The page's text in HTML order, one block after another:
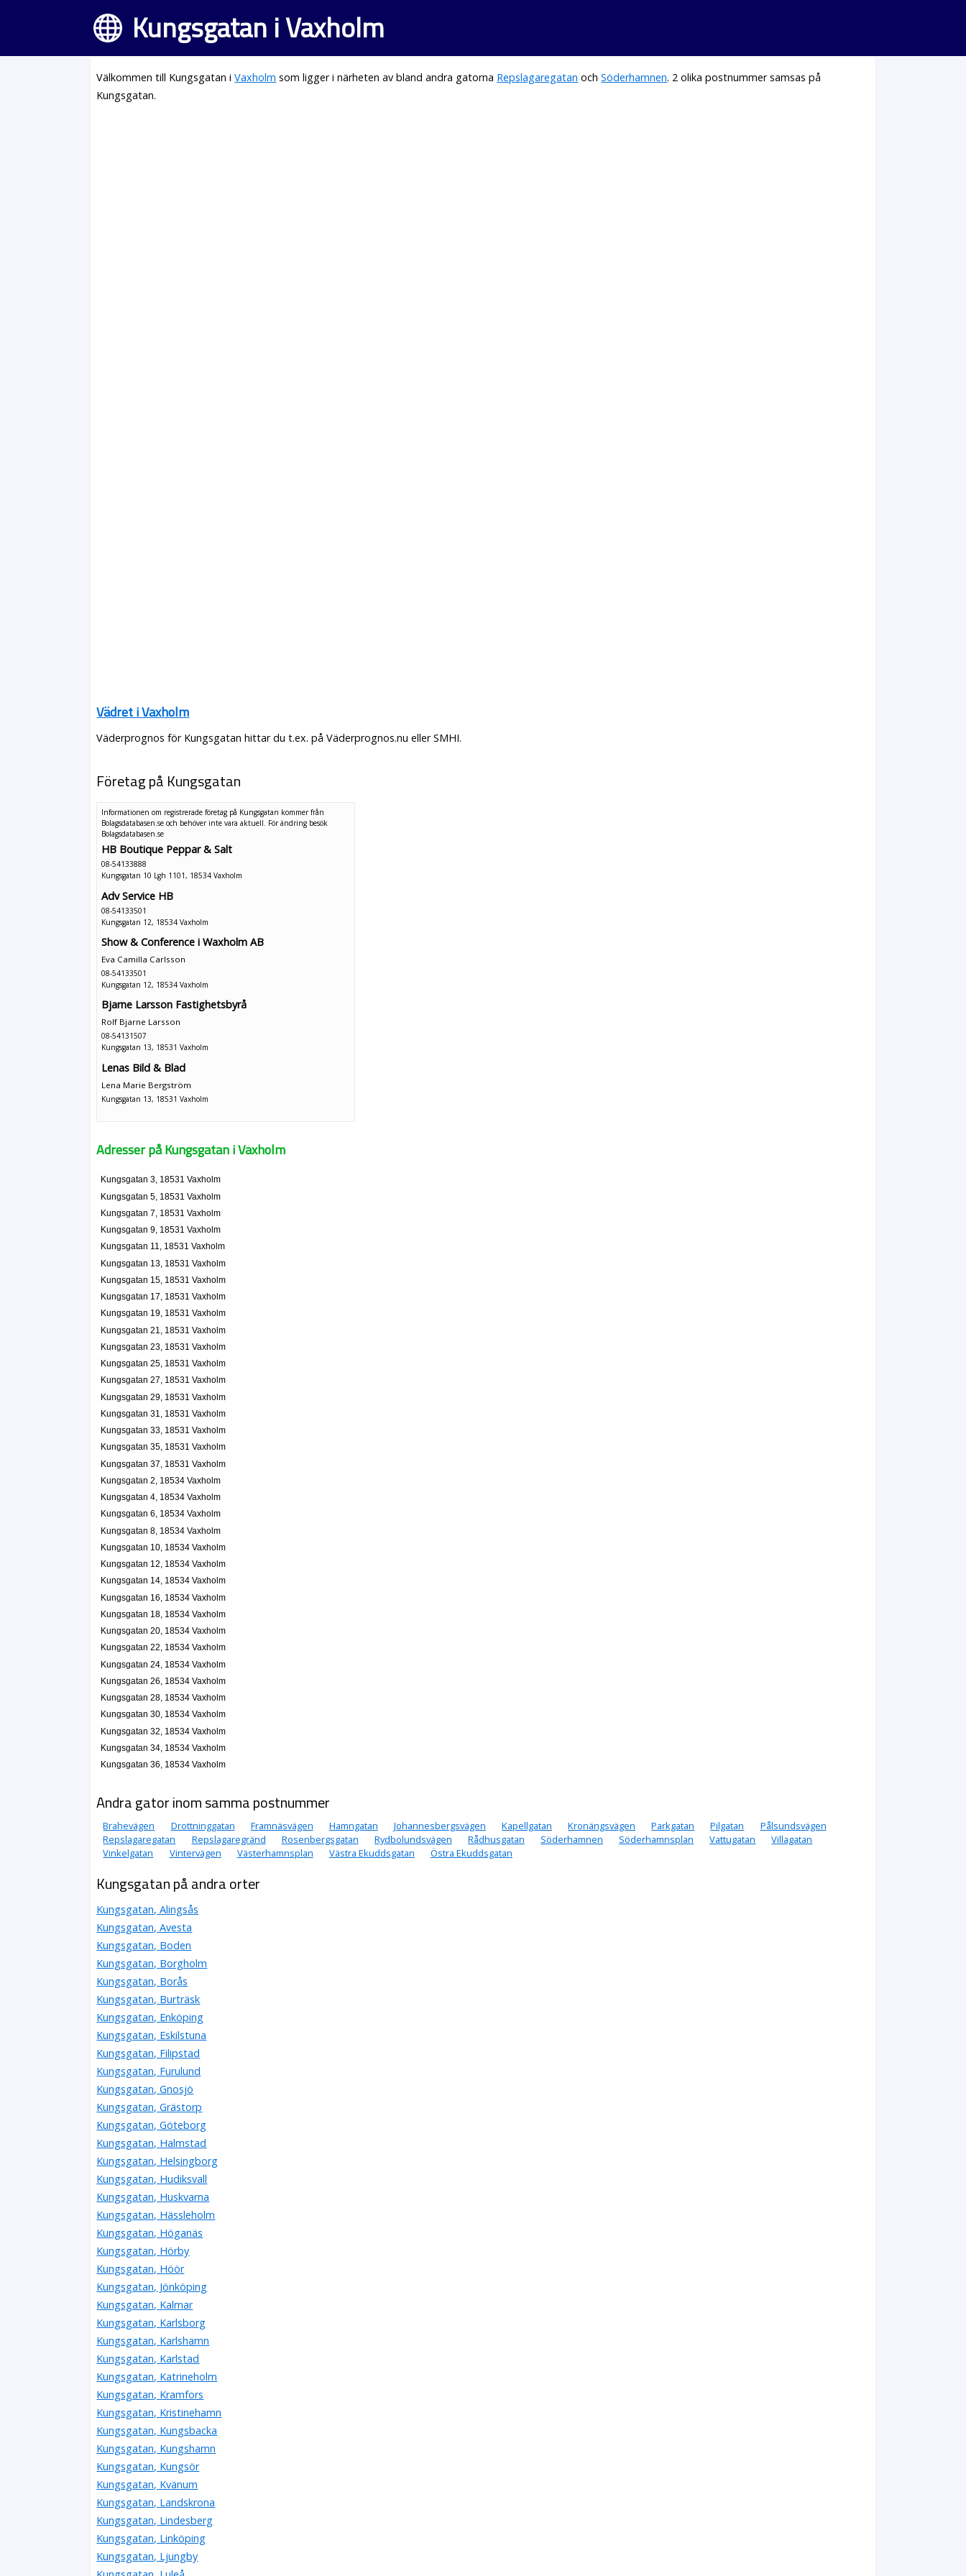
Kungsgatan i Vaxholm
Välkommen till Kungsgatan iVaxholm som ligger i närheten av bland andra gatorna Repslagaregatan ochSöderhamnen. 2 olika postnummer samsas på
Kungsgatan.
Vädret i Vaxholm
Väderprognos för Kungsgatan hittar du t.ex. på Väderprognos.nu eller SMHI.
Företag på Kungsgatan
Informationen om registrerade företag på Kungsgatan kommer från
Bolagsdatabasen.se och behöver inte vara aktuell. För ändring besök
Bolagsdatabasen.se
HB Boutique Peppar & Salt
08-54133888
Kungsgatan 10 Lgh 1101, 18534 Vaxholm
Adv Service HB
08-54133501
Kungsgatan 12, 18534 Vaxholm
Show & Conference i Waxholm AB
Eva Camilla Carlsson
08-54133501
Kungsgatan 12, 18534 Vaxholm
Bjarne Larsson Fastighetsbyrå
Rolf Bjarne Larsson
08-54131507
Kungsgatan 13, 18531 Vaxholm
Lenas Bild & Blad
Lena Marie Bergström
Kungsgatan 13, 18531 Vaxholm
Rita Hillevi Wenman
Företagsassistans Kristina Sjöberg
Kristina Maria Sjöberg
08-54130218
Kungsgatan 13 3 Tr, 18531 Vaxholm
08-6211122
Kungsgatan 14, 18534 Vaxholm
Tailwind Organisationsutveckling AB
Thomas Carl Hammar
070-4338499
Kungsgatan 18 A, 18534 Vaxholm
Peter Bruce Bergsprängning
Peter Bruce
Kungsgatan 18 B Lgh 1102, 18534 Vaxholm
Bring Industries HB
Hans Richard Götbring
08-54130400
Kungsgatan 23, 18531 Vaxholm
BZ A-Service Vaxholm
Kungsgatan 31, 18531 Vaxholm
Learning Everything Sweden AB
Pär Magnus Göran Klasson
Kungsgatan 32 B, 18534 Vaxholm
Ergoplan AB
Ingrid Agneta Willars
Kungsgatan 33, 18531 Vaxholm
Föräldrakooperativet N. Puh ek. för.
Bengt Jonas Andersson
08-54130333
Kungsgatan 8 A, 18534 Vaxholm
Massage Mot Våld
Annika Kjellberg Friskvårdskonsult
Annika Maria Kjellberg
08-6615207
Kungsgatan 8 A Lgh 1003, 18534 Vaxholm
Adresser på Kungsgatan i Vaxholm
Kungsgatan 3, 18531 Vaxholm
Kungsgatan 5, 18531 Vaxholm
Kungsgatan 7, 18531 Vaxholm
Kungsgatan 9, 18531 Vaxholm
Kungsgatan 11, 18531 Vaxholm
Kungsgatan 13, 18531 Vaxholm
Kungsgatan 15, 18531 Vaxholm
Kungsgatan 17, 18531 Vaxholm
Kungsgatan 19, 18531 Vaxholm
Kungsgatan 21, 18531 Vaxholm
Kungsgatan 23, 18531 Vaxholm
Kungsgatan 25, 18531 Vaxholm
Kungsgatan 27, 18531 Vaxholm
Kungsgatan 29, 18531 Vaxholm
Kungsgatan 31, 18531 Vaxholm
Kungsgatan 33, 18531 Vaxholm
Kungsgatan 35, 18531 Vaxholm
Kungsgatan 37, 18531 Vaxholm
Kungsgatan 2, 18534 Vaxholm
Kungsgatan 4, 18534 Vaxholm
Kungsgatan 6, 18534 Vaxholm
Kungsgatan 8, 18534 Vaxholm
Kungsgatan 10, 18534 Vaxholm
Kungsgatan 12, 18534 Vaxholm
Kungsgatan 14, 18534 Vaxholm
Kungsgatan 16, 18534 Vaxholm
Kungsgatan 18, 18534 Vaxholm
Kungsgatan 20, 18534 Vaxholm
Kungsgatan 22, 18534 Vaxholm
Kungsgatan 24, 18534 Vaxholm
Kungsgatan 26, 18534 Vaxholm
Kungsgatan 28, 18534 Vaxholm
Kungsgatan 30, 18534 Vaxholm
Kungsgatan 32, 18534 Vaxholm
Kungsgatan 34, 18534 Vaxholm
Kungsgatan 36, 18534 Vaxholm
Andra gator inom samma postnummer
Brahevägen Drottninggatan Framnäsvägen Hamngatan Johannesbergsvägen Kapellgatan Kronängsvägen Parkgatan Pilgatan
Pålsundsvägen
Repslagaregatan
Repslagaregränd Rosenbergsgatan Rydbolundsvägen Rådhusgatan Söderhamnen Söderhamnsplan Vattugatan
Villagatan
Vinkelgatan
Vintervägen Västerhamnsplan Västra Ekuddsgatan Östra Ekuddsgatan
Kungsgatan på andra orter
Kungsgatan, Alingsås
Kungsgatan, Avesta
Kungsgatan, Boden
Kungsgatan, Borgholm
Kungsgatan, Borås
Kungsgatan, Burträsk
Kungsgatan, Enköping
Kungsgatan, Eskilstuna
Kungsgatan, Filipstad
Kungsgatan, Furulund
Kungsgatan, Gnosjö
Kungsgatan, Grästorp
Kungsgatan, Göteborg
Kungsgatan, Halmstad
Kungsgatan, Helsingborg
Kungsgatan, Hudiksvall
Kungsgatan, Huskvarna
Kungsgatan, Hässleholm
Kungsgatan, Höganäs
Kungsgatan, Hörby
Kungsgatan, Höör
Kungsgatan, Jönköping
Kungsgatan, Kalmar
Kungsgatan, Karlsborg
Kungsgatan, Karlshamn
Kungsgatan, Karlstad
Kungsgatan, Katrineholm
Kungsgatan, Kramfors
Kungsgatan, Kristinehamn
Kungsgatan, Kungsbacka
Kungsgatan, Kungshamn
Kungsgatan, Kungsör
Kungsgatan, Kvänum
Kungsgatan, Landskrona
Kungsgatan, Lindesberg
Kungsgatan, Linköping
Kungsgatan, Ljungby